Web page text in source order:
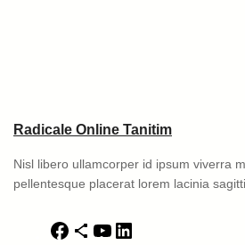
Radicale Online Tanitim
Nisl libero ullamcorper id ipsum viverra
pellentesque placerat lorem lacinia
F
S
Y